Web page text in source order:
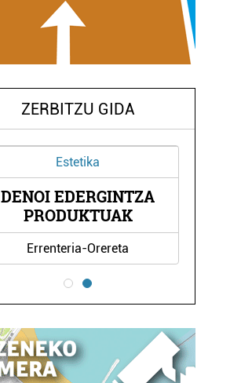
ZERBITZU GIDA
Estetika
DENOI EDERGINTZA
PRODUKTUAK
Errenteria-Orereta